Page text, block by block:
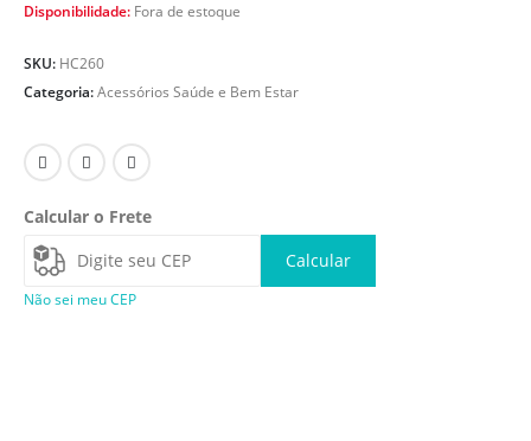
Disponibilidade: Fora de estoque
SKU: HC260
Categoria:Acessórios Saúde e Bem Estar
Calcular o Frete
Calcular
Não sei meu CEP